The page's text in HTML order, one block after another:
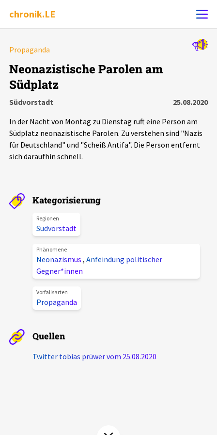
chronik.LE
Chronik
Leipziger Zustände
Phänomene
Aktuelles
Alle Beiträge
Veranstaltungen
Pressemitteilungen
Podcasts
Über uns
Kontakt
Spenden
chronik.LE in der Presse
Propaganda
Neonazistische Parolen am
Südplatz
Südvorstadt
25.08.2020
In der Nacht von Montag zu Dienstag ruft eine Person am
Südplatz neonazistische Parolen. Zu verstehen sind "Nazis
für Deutschland" und "Scheiß Antifa". Die Person entfernt
sich daraufhin schnell.
Kategorisierung
Regionen
Südvorstadt
Phänomene
Neonazismus , Anfeindung politischer
Gegner*innen
Vorfallsarten
Propaganda
Quellen
Twitter tobias prüwer vom 25.08.2020
Alle Ereignisse
Ereignisse
Ereignisse